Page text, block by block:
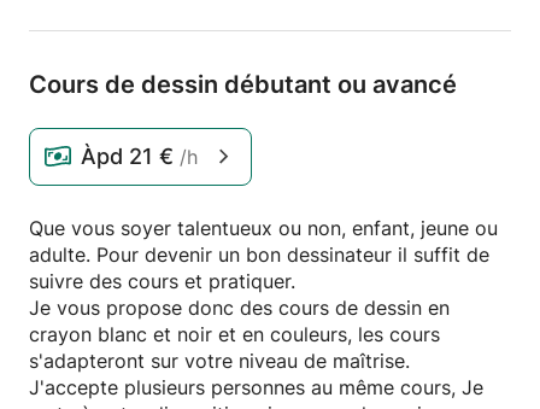
Cours de dessin débutant ou avancé
Àpd 21 € /h
Que vous soyer talentueux ou non, enfant, jeune ou
adulte. Pour devenir un bon dessinateur il suffit de
suivre des cours et pratiquer.
Je vous propose donc des cours de dessin en
crayon blanc et noir et en couleurs, les cours
s'adapteront sur votre niveau de maîtrise.
J'accepte plusieurs personnes au même cours, Je